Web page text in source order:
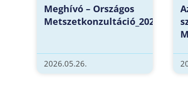
Meghívó – Országos
Metszetkonzultáció_2026.05.29.
2026.05.26.